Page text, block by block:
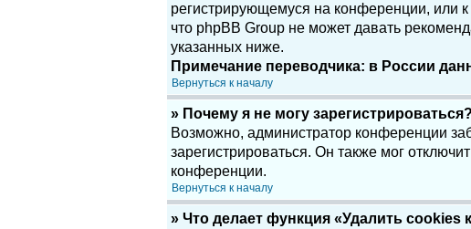
регистрирующемуся на конференции, или
что phpBB Group не может давать
указанных ниже.
Примечание переводчика: в России
Вернуться к началу
» Почему я не могу зарегистрироваться?
Возможно, администратор конференции
зарегистрироваться. Он также мог
конференции.
Вернуться к началу
» Что делает функция «Удалить cookies